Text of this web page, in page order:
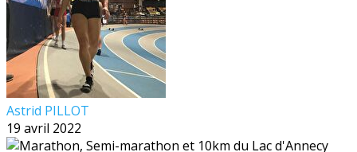
Astrid PILLOT
19 avril 2022